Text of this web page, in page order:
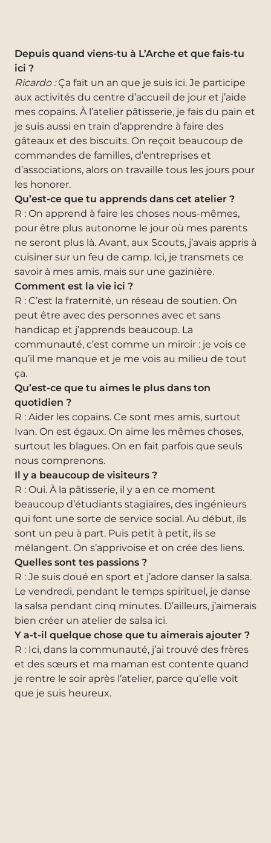
Depuis quand viens-tu à L’Arche et que fais-tu
ici ?
Ricardo :Ça fait un an que je suis ici. Je participe
aux activités du centre d’accueil de jour et j’aide
mes copains. À l’atelier pâtisserie, je fais du pain et
je suis aussi en train d’apprendre à faire des
gâteaux et des biscuits. On reçoit beaucoup de
commandes de familles, d’entreprises et
d’associations, alors on travaille tous les jours pour
les honorer.
Qu’est-ce que tu apprends dans cet atelier ?
R : On apprend à faire les choses nous-mêmes,
pour être plus autonome le jour où mes parents
ne seront plus là. Avant, aux Scouts, j’avais appris à
cuisiner sur un feu de camp. Ici, je transmets ce
savoir à mes amis, mais sur une gazinière.
Comment est la vie ici ?
R : C’est la fraternité, un réseau de soutien. On
peut être avec des personnes avec et sans
handicap et j’apprends beaucoup. La
communauté, c’est comme un miroir : je vois ce
qu’il me manque et je me vois au milieu de tout
ça.
Qu’est-ce que tu aimes le plus dans ton
quotidien ?
R : Aider les copains. Ce sont mes amis, surtout
Ivan. On est égaux. On aime les mêmes choses,
surtout les blagues. On en fait parfois que seuls
nous comprenons.
Il y a beaucoup de visiteurs ?
R : Oui. À la pâtisserie, il y a en ce moment
beaucoup d’étudiants stagiaires, des ingénieurs
qui font une sorte de service social. Au début, ils
sont un peu à part. Puis petit à petit, ils se
mélangent. On s’apprivoise et on crée des liens.
Quelles sont tes passions ?
R : Je suis doué en sport et j’adore danser la salsa.
Le vendredi, pendant le temps spirituel, je danse
la salsa pendant cinq minutes. D’ailleurs, j’aimerais
bien créer un atelier de salsa ici.
Y a-t-il quelque chose que tu aimerais ajouter ?
R : Ici, dans la communauté, j’ai trouvé des frères
et des sœurs et ma maman est contente quand
je rentre le soir après l’atelier, parce qu’elle voit
que je suis heureux.